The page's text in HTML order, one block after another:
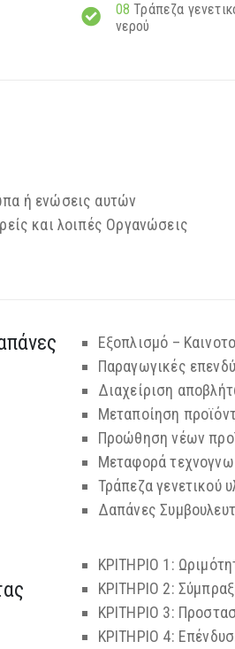
08 Τράπεζα
νερού
ή ενώσεις αυτών
και λοιπές Οργανώσεις
Εξοπλισμό –
Παραγωγικές
Διαχείριση
Μεταποίηση
Προώθηση νέων
Μεταφορά
Τράπεζα γενετικού
Δαπάνες
ΚΡΙΤΗΡΙΟ 1:
ΚΡΙΤΗΡΙΟ 2:
ΚΡΙΤΗΡΙΟ 3:
ΚΡΙΤΗΡΙΟ 4: